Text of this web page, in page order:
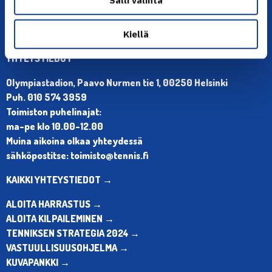
Kiellä
YHTEYSTIEDOT
Olympiastadion, Paavo Nurmen tie 1, 00250 Helsinki
Puh. 010 574 3959
Toimiston puhelinajat:
ma-pe klo 10.00-12.00
Muina aikoina olkaa yhteydessä
sähköpostitse: toimisto@tennis.fi
KAIKKI YHTEYSTIEDOT →
ALOITA HARRASTUS →
ALOITA KILPAILEMINEN →
TENNIKSEN STRATEGIA 2024 →
VASTUULLISUUSOHJELMA →
KUVAPANKKI →